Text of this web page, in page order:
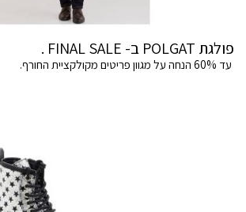
פולגת POLGAT ב- FINAL SALE .
עד 60% הנחה על מגוון פריטים מקולקציית החורף.